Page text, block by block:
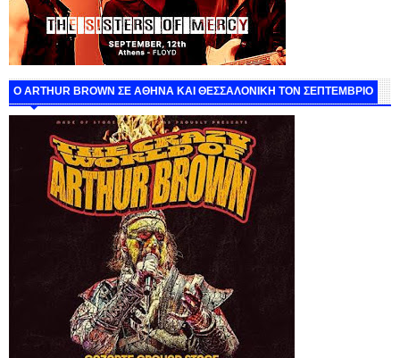
O ARTHUR BROWN ΣΕ ΑΘΗΝΑ ΚΑΙ ΘΕΣΣΑΛΟΝΙΚΗ ΤΟΝ ΣΕΠΤΕΜΒΡΙΟ